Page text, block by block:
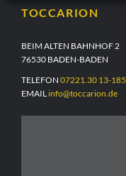
TOCCARION
BEIM ALTEN BAHNHOF 2
76530 BADEN-BADEN
TELEFON 07221.30 13-185
EMAIL info@toccarion.de